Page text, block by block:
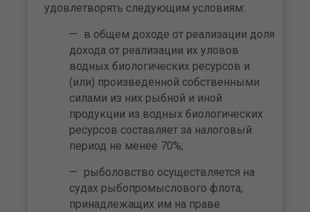
удовлетворять следующим условиям:
в общем доходе от реализации доля
дохода от реализации их уловов
водных биологических ресурсов и
(или) произведенной собственными
силами из них рыбной и иной
продукции из водных биологических
ресурсов составляет за налоговый
период не менее 70%;
рыболовство осуществляется на
судах рыбопромыслового флота,
принадлежащих им на праве